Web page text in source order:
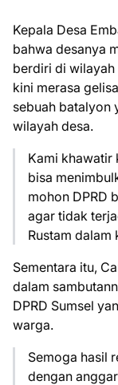
Kepala Desa
bahwa desanya
berdiri di wilayah
kini merasa
sebuah batalyon
wilayah desa.
Kami khawatir
bisa
mohon DPRD
agar tidak
Rustam dalam
Sementara itu,
dalam
DPRD Sumsel
warga.
Semoga hasil
dengan